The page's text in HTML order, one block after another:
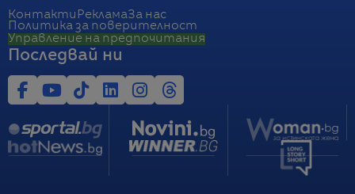
Контакти РекламаЗа нас
Политика за поверителност
Управление на предпочитания
Последвай ни